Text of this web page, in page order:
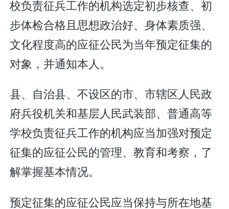
校负责征兵工作的机构选定初步核查、初
步体检合格且思想政治好、身体素质强、
文化程度高的应征公民为当年预定征集的
对象，并通知本人。
县、自治县、不设区的市、市辖区人民政
府兵役机关和基层人民武装部、普通高等
学校负责征兵工作的机构应当加强对预定
征集的应征公民的管理、教育和考察，了
解掌握基本情况。
预定征集的应征公民应当保持与所在地基